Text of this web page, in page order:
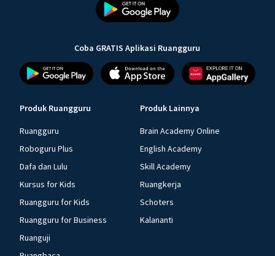
Coba GRATIS Aplikasi Ruangguru
Produk Ruangguru
Ruangguru
Roboguru Plus
Dafa dan Lulu
Kursus for Kids
Ruangguru for Kids
Ruangguru for Business
Ruanguji
Produk Lainnya
Brain Academy Online
English Academy
Skill Academy
Ruangkerja
Schoters
Kalananti